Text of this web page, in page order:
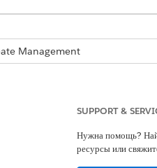
Management
SUPPORT &
Нужна помощь?
ресурсы или